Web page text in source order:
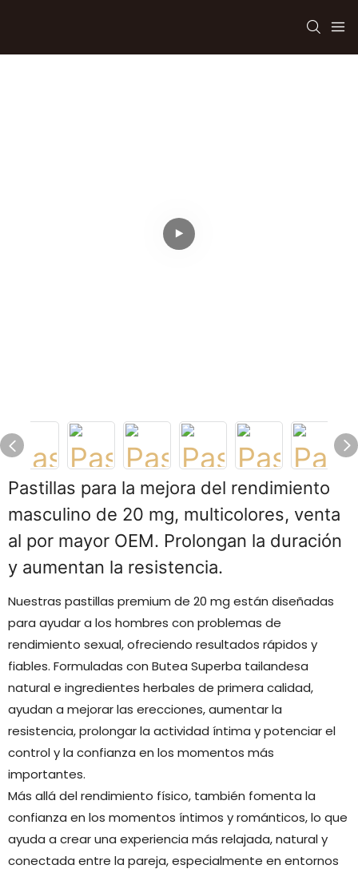
Pastillas para la mejora del rendimiento
masculino de 20 mg, multicolores, venta
al por mayor OEM. Prolongan la duración
y aumentan la resistencia.
Nuestras pastillas premium de 20 mg están diseñadas
para ayudar a los hombres con problemas de
rendimiento sexual, ofreciendo resultados rápidos y
fiables. Formuladas con Butea Superba tailandesa
natural e ingredientes herbales de primera calidad,
ayudan a mejorar las erecciones, aumentar la
resistencia, prolongar la actividad íntima y potenciar el
control y la confianza en los momentos más
importantes.
Más allá del rendimiento físico, también fomenta la
confianza en los momentos íntimos y románticos, lo que
ayuda a crear una experiencia más relajada, natural y
conectada entre la pareja, especialmente en entornos